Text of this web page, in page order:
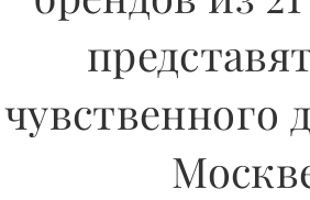
чувственного